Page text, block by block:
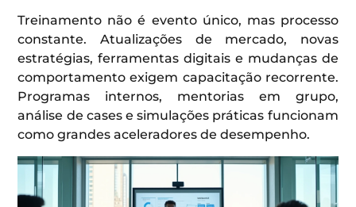
Treinamento não é evento único, mas processo
constante. Atualizações de mercado, novas
estratégias, ferramentas digitais e mudanças de
comportamento exigem capacitação recorrente.
Programas internos, mentorias em grupo,
análise de cases e simulações práticas funcionam
como grandes aceleradores de desempenho.